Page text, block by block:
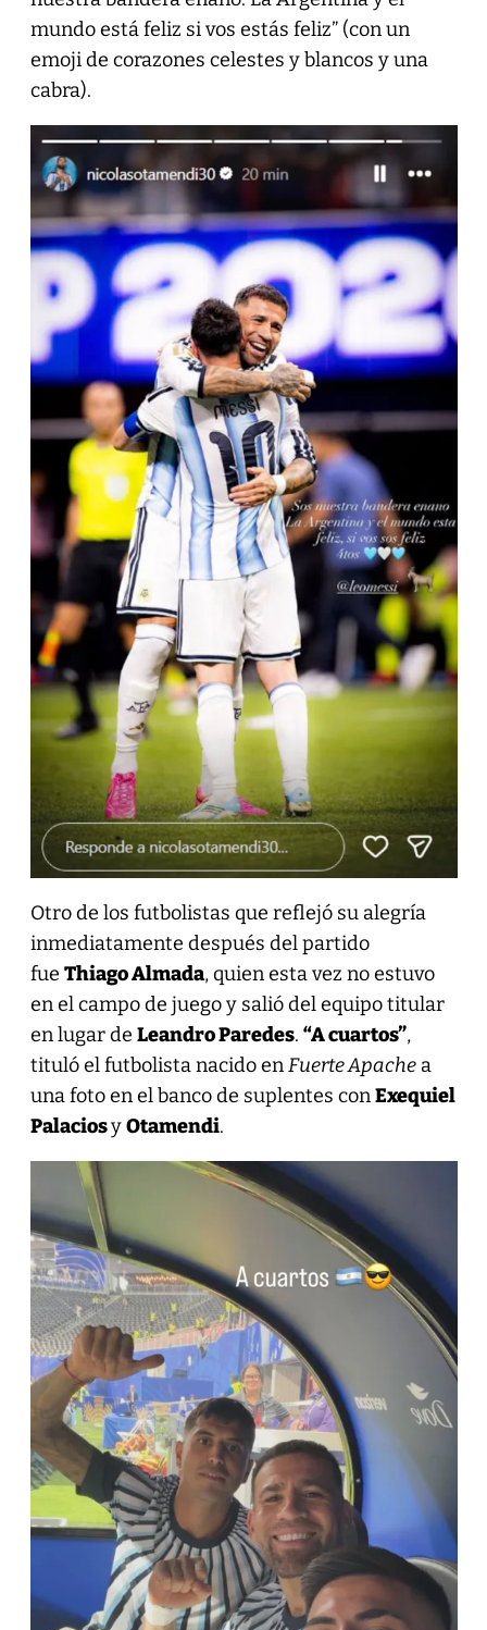
mundo está feliz si vos estás feliz” (con un
emoji de corazones celestes y blancos y una
cabra).
Otro de los futbolistas que reflejó su alegría
inmediatamente después del partido
fue Thiago Almada, quien esta vez no estuvo
en el campo de juego y salió del equipo titular
en lugar de Leandro Paredes. “A cuartos”,
tituló el futbolista nacido enFuerte Apachea
una foto en el banco de suplentes conExequiel
PalaciosyOtamendi.